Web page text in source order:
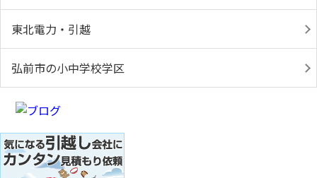
東北電力・引越
弘前市の小中学校学区